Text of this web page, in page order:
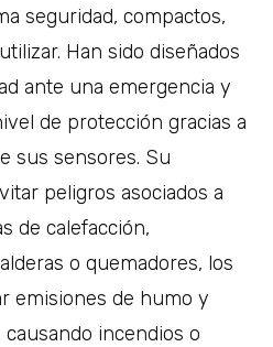
seguridad, compactos,
Han sido diseñados
ante una emergencia y
de protección gracias a
sus sensores. Su
peligros asociados a
de calefacción,
o quemadores, los
emisiones de humo y
incendios o